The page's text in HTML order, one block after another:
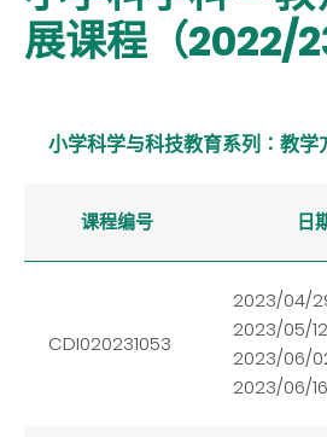
展课程（2022/
小学科学与科技教育系列∶教学
课程编号 日
CDI020231053
2023/04/
2023/05/12
2023/06/
2023/06/16